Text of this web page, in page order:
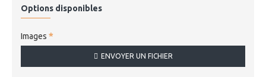
Options disponibles
Images
ENVOYER UN FICHIER